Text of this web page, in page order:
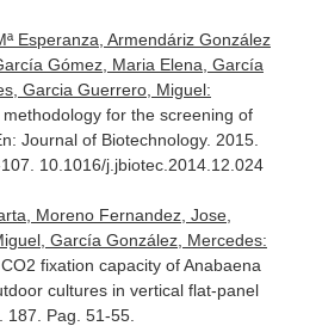
Esperanza, Armendáriz González
Gómez, Maria Elena, García
Garcia Guerrero, Miguel:
for the screening of
Journal of Biotechnology. 2015.
10.1016/j.jbiotec.2014.12.024
Moreno Fernandez, Jose,
García González, Mercedes:
fixation capacity of Anabaena
cultures in vertical flat-panel
187. Pag. 51-55.